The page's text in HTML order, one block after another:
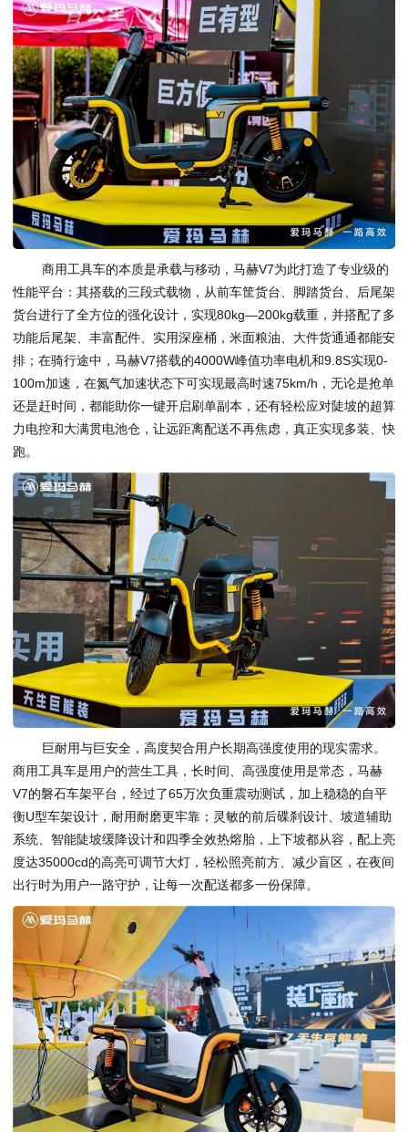
商用工具车的本质是承载与移动，马赫V7为此打造了专业级的
性能平台：其搭载的三段式载物，从前车筐货台、脚踏货台、后尾架
货台进行了全方位的强化设计，实现80kg—200kg载重，并搭配了多
功能后尾架、丰富配件、实用深座桶，米面粮油、大件货通通都能安
排；在骑行途中，马赫V7搭载的4000W峰值功率电机和9.8S实现0-
100m加速，在氮气加速状态下可实现最高时速75km/h，无论是抢单
还是赶时间，都能助你一键开启刷单副本，还有轻松应对陡坡的超算
力电控和大满贯电池仓，让远距离配送不再焦虑，真正实现多装、快
跑。
巨耐用与巨安全，高度契合用户长期高强度使用的现实需求。
商用工具车是用户的营生工具，长时间、高强度使用是常态，马赫
V7的磐石车架平台，经过了65万次负重震动测试，加上稳稳的自平
衡U型车架设计，耐用耐磨更牢靠；灵敏的前后碟刹设计、坡道辅助
系统、智能陡坡缓降设计和四季全效热熔胎，上下坡都从容，配上亮
度达35000cd的高亮可调节大灯，轻松照亮前方、减少盲区，在夜间
出行时为用户一路守护，让每一次配送都多一份保障。